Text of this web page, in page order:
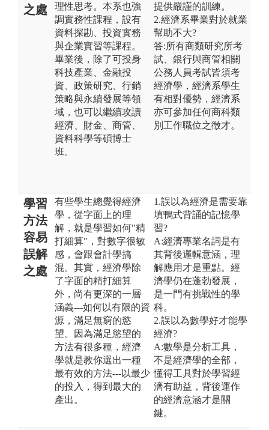
之處
理性思考。本系也強
調實務性課程，設有
資料探勘、投資實務
與企業實習等課程。
畢業後，除了可投身
科技產業、金融投
資、政策研究、行銷
策略與永續發展等領
域，也可以繼續攻讀
經濟、財金、商管、
資料科學等碩博士
班。
提供嚴謹的訓練。
2.經濟系畢業對於就業
幫助不大?
答:所有商類研究所考
試、銀行與商管相關
公務人員考試皆須考
經濟學，經濟系學生
有相對優勢，經濟系
亦可參加任何商科類
別工作職位之徵才。
學習
方法
容易
誤解
之處
有些學生總覺得經濟
學，從字面上的理
解，就是學習如何"精
打細算"，對數字很敏
感，會跟會計學搞
混。其實，經濟學除
了字面的精打細算
外，尚有更深的一層
涵義---如何以有限的資
源，滿足無窮的慾
望。因為滿足慾望的
方法有很多種，經濟
學就是教你選出一種
最有效的方法---以最少
的投入，得到最大的
產出。
1.誤以為經濟是需要靠
填鴨式背誦的記憶學
習?
A:經濟專業名詞是有
其背後邏輯意涵，理
解應用才是重點。經
濟學仍在蓬勃發展，
是一門有挑戰性的學
科。
2.誤以為數學好才能學
經濟?
A:數學是分析工具，
不是經濟學的全部，
懂得工具對於學習經
濟有助益，背後運作
的經濟意涵才是關
鍵。